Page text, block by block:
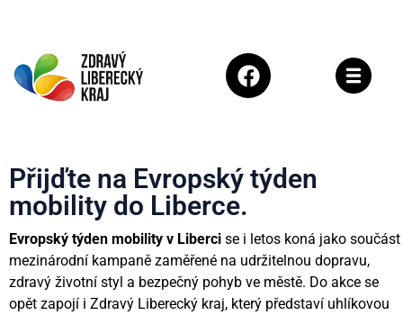
Přijďte na Evropský týden
mobility do Liberce.
Evropský týden mobility v Liberci se i letos koná jako součást
mezinárodní kampaně zaměřené na udržitelnou dopravu,
zdravý životní styl a bezpečný pohyb ve městě. Do akce se
opět zapojí i Zdravý Liberecký kraj, který představí uhlíkovou